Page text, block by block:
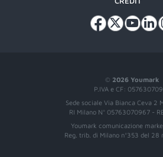
© 2026 Youmark
P.IVA e CF:
Sede sociale Via Bianca Ceva 2
RI Milano N° 05763070967 -
Youmark comunicazione
Reg. trib. di Milano n°353 del 28